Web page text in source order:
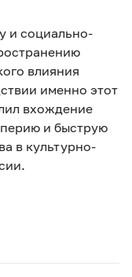
и социально-
влияния
именно этот
вхождение
и быструю
в культурно-